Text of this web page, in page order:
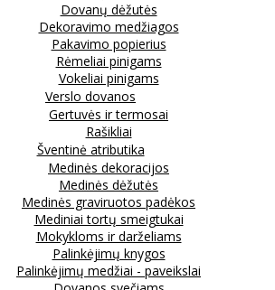
Dovanų dėžutės
Dekoravimo medžiagos
Pakavimo popierius
Rėmeliai pinigams
Vokeliai pinigams
Verslo dovanos
Gertuvės ir termosai
Rašikliai
Šventinė atributika
Medinės dekoracijos
Medinės dėžutės
Medinės graviruotos padėkos
Mediniai tortų smeigtukai
Mokykloms ir darželiams
Palinkėjimų knygos
Palinkėjimų medžiai - paveikslai